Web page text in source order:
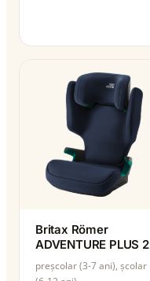
Britax Römer
ADVENTURE PLUS 2
preșcolar (3-7 ani), școlar